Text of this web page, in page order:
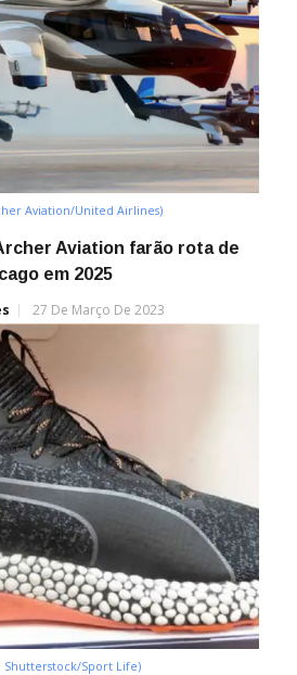
Aviation/United Airlines)
Aviation farão rota de
em 2025
27 De Março De 2023
Shutterstock/Sport Life)